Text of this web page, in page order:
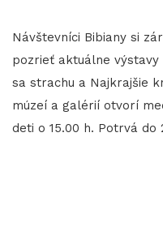
​​​​​​​Návštevníci Bibiany si
pozrieť aktuálne
sa strachu a Najkrajšie
múzeí a galérií otvorí
deti o 15.00 h. Potrvá do